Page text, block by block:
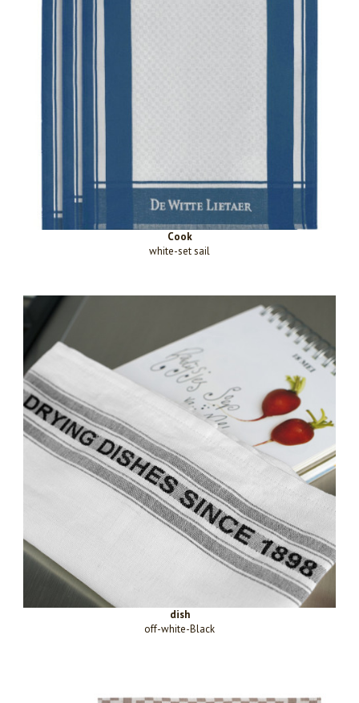
Cook
white-set sail
dish
off-white-Black